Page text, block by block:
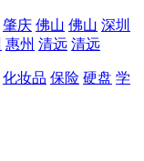
肇庆 佛山 佛山 深圳
惠州 清远 清远
化妆品 保险 硬盘 学